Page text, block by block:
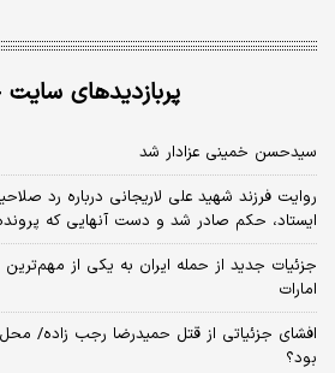
پربازدیدهای
سیدحسن خمینی عزادار شد
روایت فرزند شهید علی لاریجانی درباره رد
ایستاد، حکم صادر شد و دست آنهایی که
جزئیات جدید از حمله ایران به یکی از مهم‌ترین
امارات
افشای جزئیاتی از قتل حمیدرضا رجب زاده/
بود؟